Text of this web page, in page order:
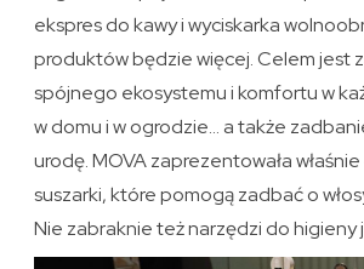
ekspres do kawy i wyciskarka
produktów będzie więcej. Celem jest
spójnego ekosystemu i komfortu w
w domu i w ogrodzie… a także
urodę. MOVA zaprezentowała
suszarki, które pomogą zadbać o
Nie zabraknie też narzędzi do higieny